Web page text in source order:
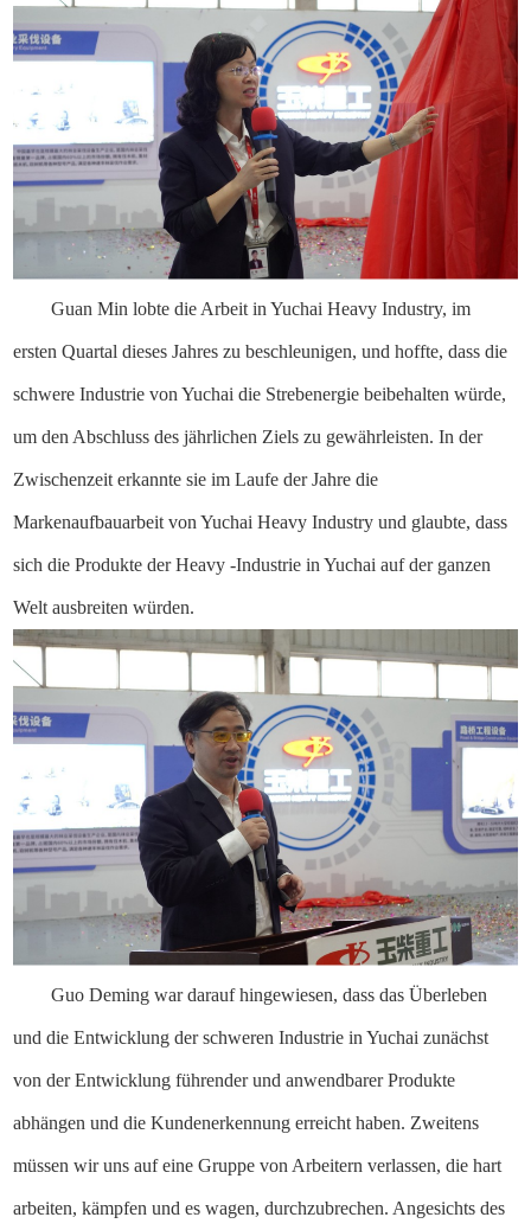
Guan Min lobte die Arbeit in Yuchai Heavy Industry, im
ersten Quartal dieses Jahres zu beschleunigen, und hoffte, dass die
schwere Industrie von Yuchai die Strebenergie beibehalten würde,
um den Abschluss des jährlichen Ziels zu gewährleisten. In der
Zwischenzeit erkannte sie im Laufe der Jahre die
Markenaufbauarbeit von Yuchai Heavy Industry und glaubte, dass
sich die Produkte der Heavy -Industrie in Yuchai auf der ganzen
Welt ausbreiten würden.
Guo Deming war darauf hingewiesen, dass das Überleben
und die Entwicklung der schweren Industrie in Yuchai zunächst
von der Entwicklung führender und anwendbarer Produkte
abhängen und die Kundenerkennung erreicht haben. Zweitens
müssen wir uns auf eine Gruppe von Arbeitern verlassen, die hart
arbeiten, kämpfen und es wagen, durchzubrechen. Angesichts des